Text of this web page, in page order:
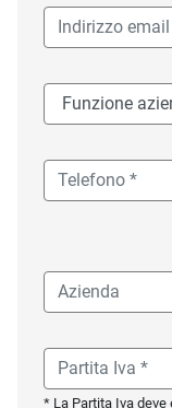
* La Partita Iva